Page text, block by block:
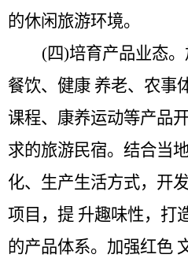
的休闲旅游环境。
(四)培育产品业态。
餐饮、健康 养老、农事
课程、康养运动等产品
求的旅游民宿。结合当
化、生产生活方式，开
项目，提 升趣味性，打
的产品体系。加强红色